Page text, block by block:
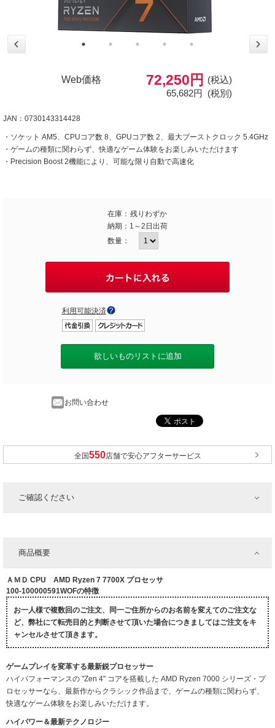
Web価格 72,250円
(税込)
65,682円 (税別)
JAN：0730143314428
・ソケット AM5、CPUコア数 8、GPUコア数 2、最大ブーストクロック 5.4GHz
・ゲームの種類に関わらず、快適なゲーム体験をお楽しみいただけます
・Precision Boost 2機能により、可能な限り自動で高速化
在庫： 残りわずか
納期： 1～2日出荷
数量：
利用可能決済
欲しいものリストに追加
お問い合わせ
全国 店舗で安心アフターサービス
ご確認ください
商品概要
ＡＭＤ CPU AMD Ryzen 7 7700X プロセッサ
100-100000591WOFの特徴
お一人様で複数回のご注文、同一ご住所からのお名前を変えてのご注文な
ど、弊社にて転売目的と判断させて頂いた場合につきましてはご注文をキ
ャンセルさせて頂きます。
ゲームプレイを変革する最新鋭プロセッサー
ハイパフォーマンスの "Zen 4" コアを搭載した AMD Ryzen 7000 シリーズ・プ
ロセッサーなら、最新作からクラシック作品まで、ゲームの種類に関わらず、
快適なゲーム体験をお楽しみいただけます。
ハイパワー＆最新テクノロジー